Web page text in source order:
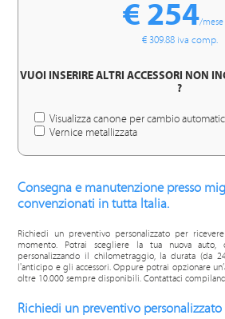
€ 254/mese
€ 309.88 iva comp.
VUOI INSERIRE ALTRI ACCESSORI NON
?
Visualizza canone per cambio
Vernice metallizzata
Consegna e manutenzione presso
convenzionati in tutta Italia.
Richiedi un preventivo personalizzato per
momento. Potrai scegliere la tua nuova
personalizzando il chilometraggio, la durata (da
l'anticipo e gli accessori. Oppure potrai opzionare
oltre 10.000 sempre disponibili. Contattaci
Richiedi un preventivo